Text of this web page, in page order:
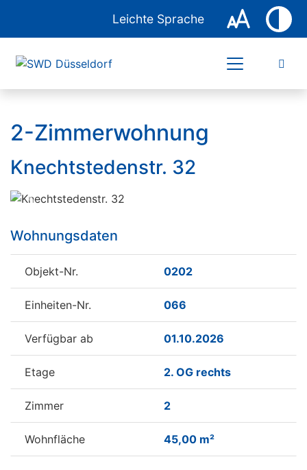
Leichte Sprache
2-Zimmerwohnung
Knechtstedenstr. 32
Previous
Wohnungsdaten
Objekt-Nr. 0202
Einheiten-Nr. 066
Verfügbar ab 01.10.2026
Etage 2. OG rechts
Zimmer 2
Wohnfläche 45,00 m²